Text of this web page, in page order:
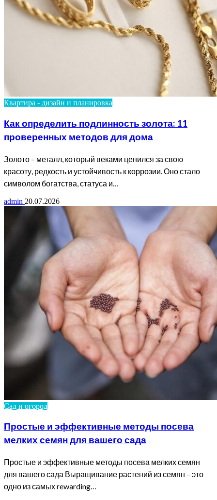
Квартира - дизайн и планировка
Как определить подлинность золота: 11
проверенных методов для дома
Золото – металл, который веками ценился за свою
красоту, редкость и устойчивость к коррозии. Оно стало
символом богатства, статуса и…
admin 20.07.2026
Сад и огород
Простые и эффективные методы посева
мелких семян для вашего сада
Простые и эффективные методы посева мелких семян
для вашего сада Выращивание растений из семян – это
одно из самых rewarding…